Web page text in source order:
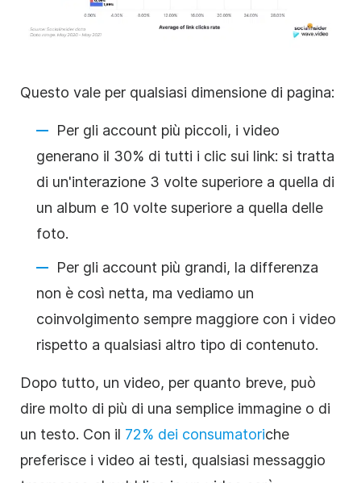
Questo vale per qualsiasi dimensione di pagina:
Per gli account più piccoli, i video
generano il 30% di tutti i clic sui link: si tratta
di un'interazione 3 volte superiore a quella di
un album e 10 volte superiore a quella delle
foto.
Per gli account più grandi, la differenza
non è così netta, ma vediamo un
coinvolgimento sempre maggiore con i video
rispetto a qualsiasi altro tipo di contenuto.
Dopo tutto, un video, per quanto breve, può
dire molto di più di una semplice immagine o di
un testo. Con il 72% dei consumatoriche
preferisce i video ai testi, qualsiasi messaggio